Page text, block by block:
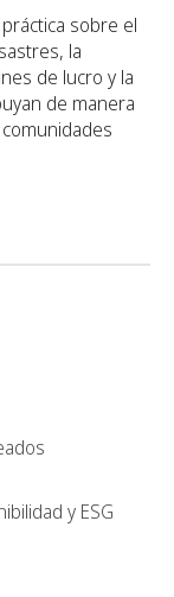
sobre el
la
de lucro y la
de manera
y ESG